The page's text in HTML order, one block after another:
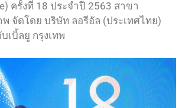
ครั้งที่ 18 ประจำปี 2563 สาขา
จัดโดย บริษัท ลอรีอัล (ประเทศไทย)
เบิ้ลยู กรุงเทพ